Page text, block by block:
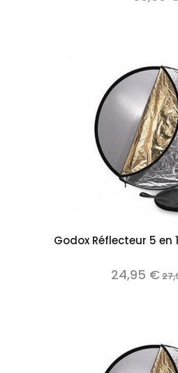
Godox Réflecteur 5 en
24,95 €